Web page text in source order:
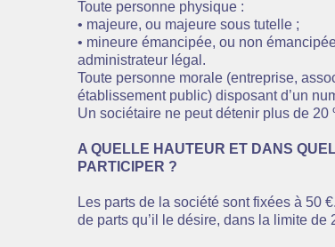
Toute personne physique :
• majeure, ou majeure sous tutelle ;
• mineure émancipée, ou non
administrateur légal.
Toute personne morale (entreprise,
établissement public) disposant d’un
Un sociétaire ne peut détenir plus de 20
A QUELLE HAUTEUR ET DANS
PARTICIPER ?
Les parts de la société sont fixées à 50
de parts qu’il le désire, dans la limite de